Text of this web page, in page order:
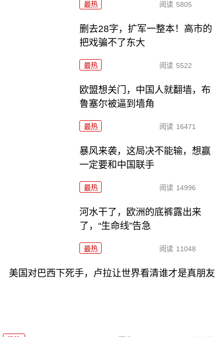
最热 阅读 5805
删去28字，扩军一整本！高市的
把戏骗不了东大
最热 阅读 5522
欧盟想关门，中国人就翻墙，布
鲁塞尔被逼到墙角
最热 阅读 16471
暴风来袭，这局决不能输，想赢
一定要和中国联手
最热 阅读 14996
河水干了，欧洲的底裤露出来
了，“生命线”告急
最热 阅读 11048
美国对巴西下死手，卢拉让世界看清谁才是真朋友